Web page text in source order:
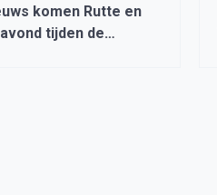
komen Rutte en
tijden de